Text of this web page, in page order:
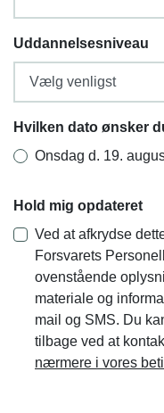
Uddannelsesniveau
Hvilken dato ønsker
Onsdag d. 19.
Hold mig opdateret
Ved at afkrydse
Forsvarets
ovenstående
materiale og
mail og SMS. Du
tilbage ved at
nærmere i vores